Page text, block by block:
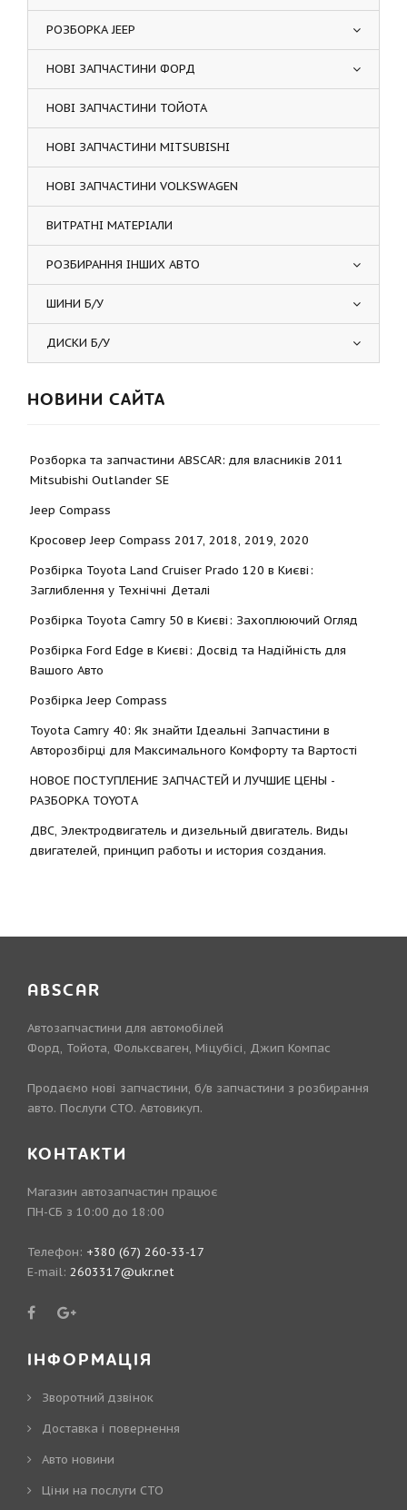
РОЗБОРКА JEEP
НОВІ ЗАПЧАСТИНИ ФОРД
НОВІ ЗАПЧАСТИНИ ТОЙОТА
НОВІ ЗАПЧАСТИНИ MITSUBISHI
НОВІ ЗАПЧАСТИНИ VOLKSWAGEN
ВИТРАТНІ МАТЕРІАЛИ
РОЗБИРАННЯ ІНШИХ АВТО
ШИНИ Б/У
ДИСКИ Б/У
НОВИНИ САЙТА
Розборка та запчастини ABSCAR: для власників 2011
Mitsubishi Outlander SE
Jeep Compass
Кросовер Jeep Compass 2017, 2018, 2019, 2020
Розбірка Toyota Land Cruiser Prado 120 в Києві:
Заглиблення у Технічні Деталі
Розбірка Toyota Camry 50 в Києві: Захоплюючий Огляд
Розбірка Ford Edge в Києві: Досвід та Надійність для
Вашого Авто
Розбірка Jeep Compass
Toyota Camry 40: Як знайти Ідеальні Запчастини в
Авторозбірці для Максимального Комфорту та Вартості
НОВОЕ ПОСТУПЛЕНИЕ ЗАПЧАСТЕЙ И ЛУЧШИЕ ЦЕНЫ -
РАЗБОРКА TOYOTА
ДВС, Электродвигатель и дизельный двигатель. Виды
двигателей, принцип работы и история создания.
ABSCAR
Автозапчастини для автомобілей
Форд, Тойота, Фольксваген, Міцубісі, Джип Компас
Продаємо нові запчастини, б/в запчастини з розбирання
авто. Послуги СТО. Автовикуп.
КОНТАКТИ
Магазин автозапчастин працює
ПН-СБ з 10:00 до 18:00
Телефон: +380 (67) 260-33-17
E-mail: 2603317@ukr.net
ІНФОРМАЦІЯ
Зворотний дзвінок
Доставка і повернення
Авто новини
Ціни на послуги СТО